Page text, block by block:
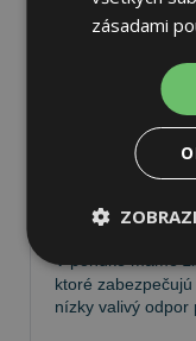
a úspornú jazdu.
pneumatík pre
Ponúkame
Michelin ,Pirelli,
V ponuke máme
ktoré
nízky valivý odpor
zásadami